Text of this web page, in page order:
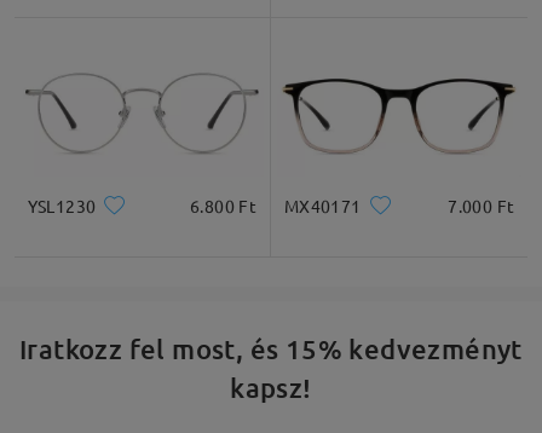
Termékleírás
YSL1230 6.800 Ft MX40171 7.000 Ft
Iratkozz fel most, és 15% kedvezményt
kapsz!